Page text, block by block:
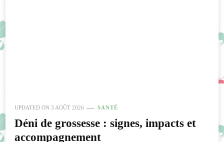
UPDATED ON 3 AOÛT 2026 SANTÉ
Déni de grossesse : signes, impacts et
accompagnement